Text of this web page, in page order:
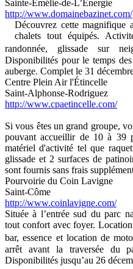
Sainte-Émélie-de-L’Énergie
http://www.domainebazinet.com/
Découvrez cette magnifique
chalets tout équipés.
randonnée, glissade sur
Disponibilités pour le temps
auberge. Complet le 31
Centre Plein Air l'Étincelle
Saint-Alphonse-Rodriguez
http://www.cpaetincelle.com/
Si vous êtes un grand groupe,
pouvant accueillir de 10 à 39
matériel d'activité tel que
glissade et 2 surfaces de
sont fournis sans frais
Pourvoirie du Coin Lavigne
Saint-Côme
http://www.coinlavigne.com/
Située à l’entrée sud du parc
tout confort avec foyer.
bar, essence et location de
arrêt avant la traversée du
Disponibilités jusqu’au 26